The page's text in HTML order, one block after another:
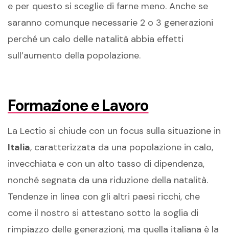
e per questo si sceglie di farne meno. Anche se
saranno comunque necessarie 2 o 3 generazioni
perché un calo delle natalità abbia effetti
sull’aumento della popolazione.
Formazione e Lavoro
La Lectio si chiude con un focus sulla situazione in
Italia, caratterizzata da una popolazione in calo,
invecchiata e con un alto tasso di dipendenza,
nonché segnata da una riduzione della natalità.
Tendenze in linea con gli altri paesi ricchi, che
come il nostro si attestano sotto la soglia di
rimpiazzo delle generazioni, ma quella italiana è la